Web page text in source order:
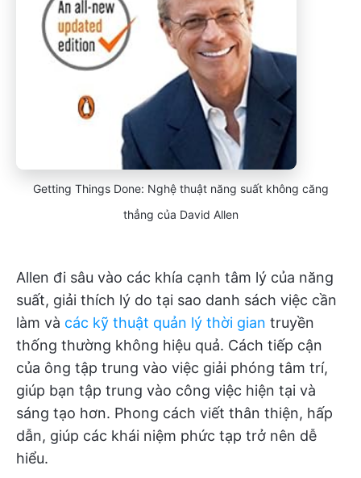
Getting Things Done: Nghệ thuật năng suất không căng
thẳng của David Allen
Allen đi sâu vào các khía cạnh tâm lý của năng
suất, giải thích lý do tại sao danh sách việc cần
làm và các kỹ thuật quản lý thời gian truyền
thống thường không hiệu quả. Cách tiếp cận
của ông tập trung vào việc giải phóng tâm trí,
giúp bạn tập trung vào công việc hiện tại và
sáng tạo hơn. Phong cách viết thân thiện, hấp
dẫn, giúp các khái niệm phức tạp trở nên dễ
hiểu.